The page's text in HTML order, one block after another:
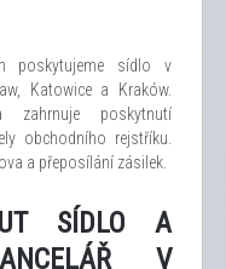
poskytujeme sídlo v
Katowice a Kraków.
zahrnuje poskytnutí
obchodního rejstříku.
a přeposílání zásilek.
SÍDLO A
V